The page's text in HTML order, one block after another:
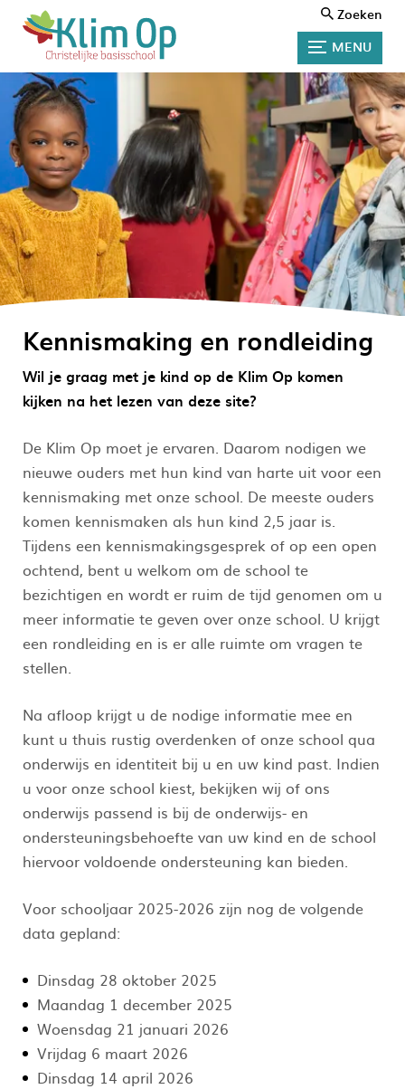
Zoeken
MENU
Kennismaking en rondleiding
Wil je graag met je kind op de Klim Op komen
kijken na het lezen van deze site?
De Klim Op moet je ervaren. Daarom nodigen we
nieuwe ouders met hun kind van harte uit voor een
kennismaking met onze school. De meeste ouders
komen kennismaken als hun kind 2,5 jaar is.
Tijdens een kennismakingsgesprek of op een open
ochtend, bent u welkom om de school te
bezichtigen en wordt er ruim de tijd genomen om u
meer informatie te geven over onze school. U krijgt
een rondleiding en is er alle ruimte om vragen te
stellen.
Na afloop krijgt u de nodige informatie mee en
kunt u thuis rustig overdenken of onze school qua
onderwijs en identiteit bij u en uw kind past. Indien
u voor onze school kiest, bekijken wij of ons
onderwijs passend is bij de onderwijs- en
ondersteuningsbehoefte van uw kind en de school
hiervoor voldoende ondersteuning kan bieden.
Voor schooljaar 2025-2026 zijn nog de volgende
data gepland:
Dinsdag 28 oktober 2025
Maandag 1 december 2025
Woensdag 21 januari 2026
Vrijdag 6 maart 2026
Dinsdag 14 april 2026